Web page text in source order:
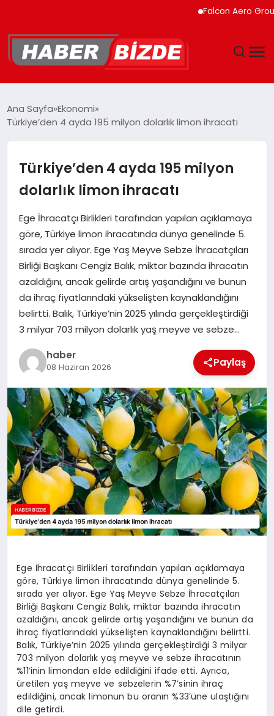
Falcon Aero Group,
YAŞAM
EKONOMI
EĞITIM
MAGAZIN
SPOR
TEKNOLOJI
Ana Sayfa Ekonomi
Türkiye’den 4 ayda 195 milyon dolarlık limon ihracatı
Türkiye’den 4 ayda 195 milyon
dolarlık limon ihracatı
Ege İhracatçı Birlikleri tarafından yapılan açıklamaya
göre, Türkiye limon ihracatında dünya genelinde 5.
sırada yer alıyor. Ege Yaş Meyve Sebze İhracatçıları
Birliği Başkanı Cengiz Balık, miktar bazında ihracatın
azaldığını, ancak gelirde artış yaşandığını ve bunun
da ihraç fiyatlarındaki yükselişten kaynaklandığını
belirtti. Balık, Türkiye’nin 2025 yılında gerçekleştirdiği
3 milyar 703 milyon dolarlık yaş meyve ve sebze…
haber
08 Haziran 2026 Paylaş
Ege İhracatçı Birlikleri tarafından yapılan açıklamaya
göre, Türkiye limon ihracatında dünya genelinde 5.
sırada yer alıyor. Ege Yaş Meyve Sebze İhracatçıları
Birliği Başkanı Cengiz Balık, miktar bazında ihracatın
azaldığını, ancak gelirde artış yaşandığını ve bunun da
ihraç fiyatlarındaki yükselişten kaynaklandığını belirtti.
Balık, Türkiye’nin 2025 yılında gerçekleştirdiği 3 milyar
703 milyon dolarlık yaş meyve ve sebze ihracatının
%11’inin limondan elde edildiğini ifade etti. Ayrıca,
üretilen yaş meyve ve sebzelerin %7’sinin ihraç
edildiğini, ancak limonun bu oranın %33’üne ulaştığını
dile getirdi.